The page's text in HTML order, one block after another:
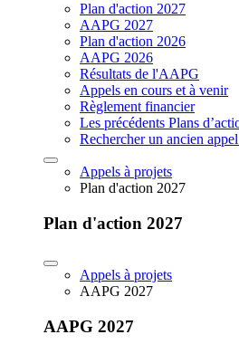
Plan d'action 2027
AAPG 2027
Plan d'action 2026
AAPG 2026
Résultats de l'AAPG
Appels en cours et à venir
Règlement financier
Les précédents Plans
Rechercher un ancien
Appels à projets
Plan d'action 2027
Plan d'action 2027
Appels à projets
AAPG 2027
AAPG 2027